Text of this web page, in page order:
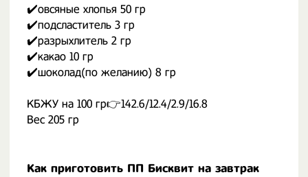
✔️овсяные хлопья 50 гр
✔️подсластитель 3 гр
✔️разрыхлитель 2 гр
✔️какао 10 гр
✔️шоколад(по желанию) 8 гр
КБЖУ на 100 гр👉142.6/12.4/2.9/16.8
Вес 205 гр
Как приготовить ПП Бисквит на завтрак